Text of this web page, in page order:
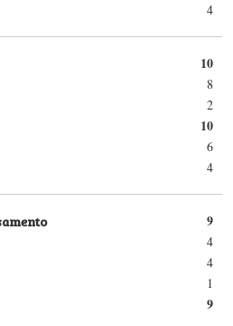
4
10
8
2
10
6
4
9
4
4
1
9